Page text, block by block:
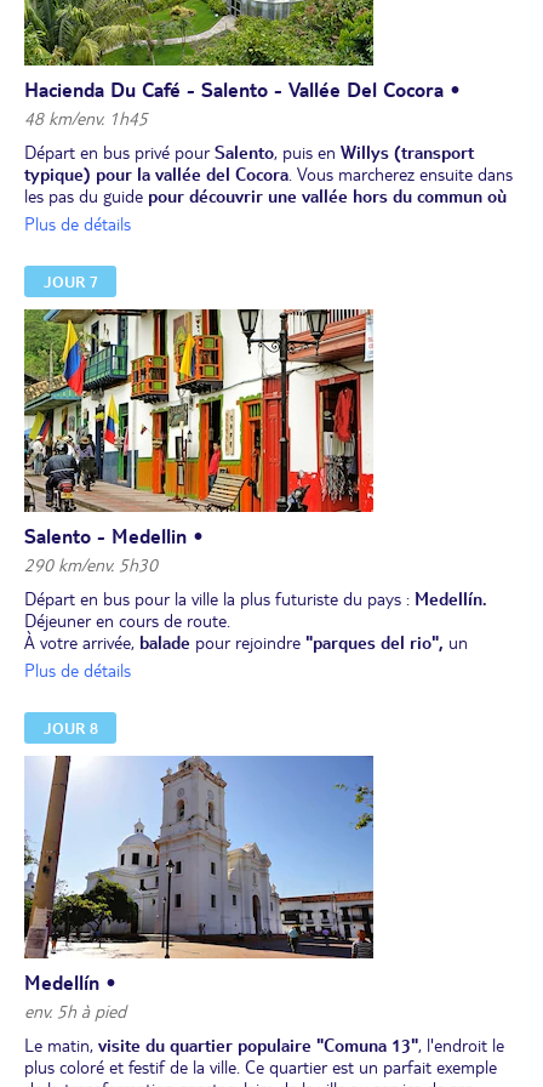
Hacienda Du Café - Salento - Vallée Del Cocora •
48 km/env. 1h45
Départ en bus privé pourSalento, puis en Willys (transport
typique) pour la vallée del Cocora . Vous marcherez ensuite dans
les pas du guide pour découvrir une vallée hors du commun où
les “Palmas de Cera"
chacun). Puis découverte des
trés particulier au sein duquel s'observent certains des oiseaux
caractéristiques de la région.
Déjeuner traditionnel à base de truite.
L'après-midi,visite libre du village typique de Salento
Dîner.
Nuit à l'hôtel.
Plus de détails
JOUR 7
Salento - Medellin •
290 km/env. 5h30
Départ en bus pour la ville la plus futuriste du pays : Medellín.
Déjeuner en cours de route.
À votre arrivée, balade pour rejoindre "parques del rio", un
espace pensé pour améliorer la qualité de vie des citadins. Medellín
urbaine et sociale. Puis, visite du "
mémoire dédié à l'hommage aux victimes du conflit armé en
Colombie. Ce parc intégre des éléments tels que des plaques, des
sculptures et des peintures murales qui rappellent les événements
traumatisants. Il cherche également à éduquer la communauté sur
l'histoire de la violence, en promouvant la construction de la paix et
la transformation sociale dans la ville. Retour à l"hôtel.
Dîner libre
l'un des quartiers les plus animés de la ville.
Installation pour 2 nuits à l'hôtel.
Plus de détails
JOUR 8
Medellín •
env. 5h à pied
Le matin, visite du quartier populaire "Comuna 13", l'endroit le
plus coloré et festif de la ville. Ce quartier est un parfait exemple